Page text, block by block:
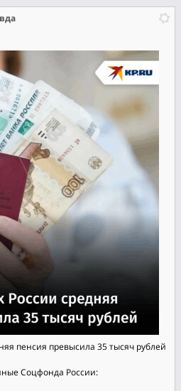
пенсия превысила 35 тысяч рублей
Соцфонда России: